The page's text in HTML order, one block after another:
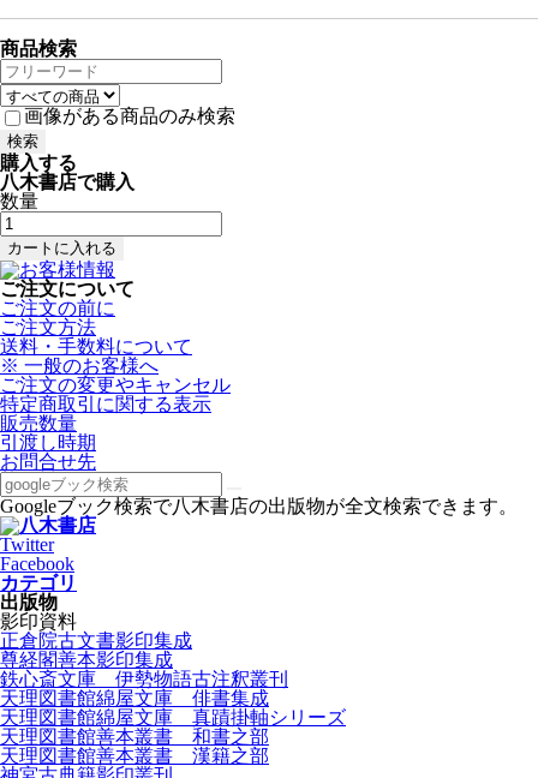
商品検索
画像がある商品のみ検索
購入する
八木書店で購入
数量
ご注文について
ご注文の前に
ご注文方法
送料・手数料について
※ 一般のお客様へ
ご注文の変更やキャンセル
特定商取引に関する表示
販売数量
引渡し時期
お問合せ先
Googleブック検索で八木書店の出版物が全文検索できます。
Twitter
Facebook
カテゴリ
出版物
影印資料
正倉院古文書影印集成
尊経閣善本影印集成
鉄心斎文庫 伊勢物語古注釈叢刊
天理図書館綿屋文庫 俳書集成
天理図書館綿屋文庫 真蹟掛軸シリーズ
天理図書館善本叢書 和書之部
天理図書館善本叢書 漢籍之部